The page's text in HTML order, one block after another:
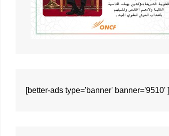
[better-ads type='banner' banner='9510' ]